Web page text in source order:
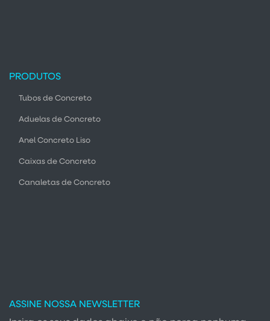
PRODUTOS
Tubos de Concreto
Aduelas de Concreto
Anel Concreto Liso
Caixas de Concreto
Canaletas de Concreto
ASSINE NOSSA NEWSLETTER